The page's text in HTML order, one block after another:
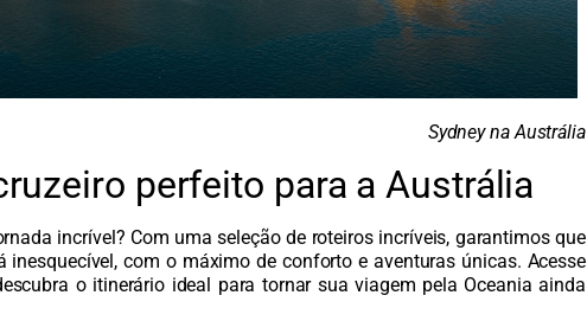
Sydney na Austrália
perfeito para a Austrália
incrível? Com uma seleção de roteiros incríveis, garantimos que
inesquecível, com o máximo de conforto e aventuras únicas. Acesse
o itinerário ideal para tornar sua viagem pela Oceania ainda